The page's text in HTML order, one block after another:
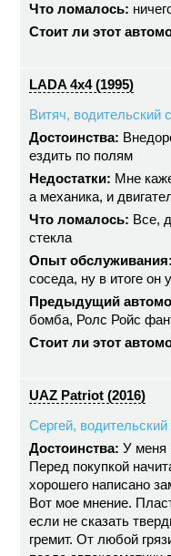
Что ломалось:
Стоит ли этот
LADA 4x4 (1995)
Витяч, водительский
Достоинства:
ездить по полям
Недостатки: Мне
а механика, и
Что ломалось: Все,
стекла
Опыт обслуживания:
соседа, ну в итоге он
Предыдущий
бомба, Ролс Ройс
Стоит ли этот
UAZ Patriot (2016)
Сергей, водительский
Достоинства: У меня
Перед покупкой
хорошего написано
Вот мое мнение.
если не сказать
гремит. От любой